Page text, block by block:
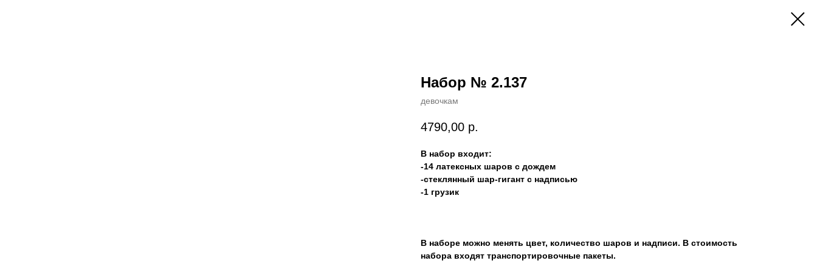
Набор № 2.137
девочкам
4790,00 р.
В набор входит:
-14 латексных шаров с дождем
-стеклянный шар-гигант с надписью
-1 грузик
В наборе можно менять цвет, количество шаров и надписи. В стоимость
набора входят транспортировочные пакеты.